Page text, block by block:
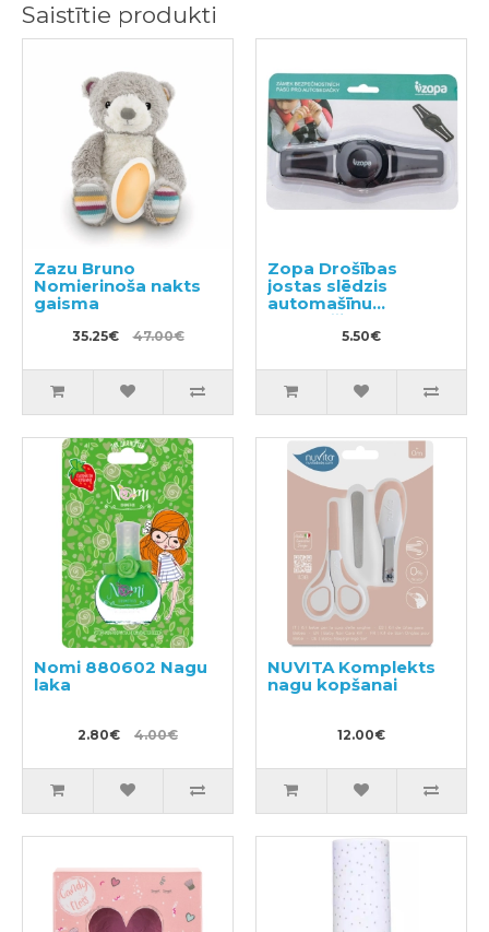
Saistītie produkti
Zazu Bruno
Nomierinoša nakts
gaisma
35.25€ 47.00€
Zopa Drošības
jostas slēdzis
automašīnu
sēdeklīšiem
5.50€
Nomi 880602 Nagu
laka
2.80€ 4.00€
NUVITA Komplekts
nagu kopšanai
12.00€